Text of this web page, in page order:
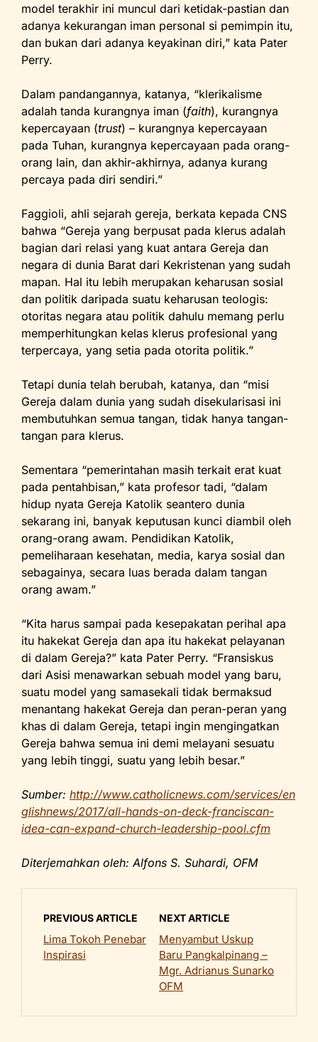
model terakhir ini muncul dari ketidak-pastian dan
adanya kekurangan iman personal si pemimpin itu,
dan bukan dari adanya keyakinan diri,” kata Pater
Perry.
Dalam pandangannya, katanya, “klerikalisme
adalah tanda kurangnya iman (faith), kurangnya
kepercayaan (trust) – kurangnya kepercayaan
pada Tuhan, kurangnya kepercayaan pada orang-
orang lain, dan akhir-akhirnya, adanya kurang
percaya pada diri sendiri.”
Faggioli, ahli sejarah gereja, berkata kepada CNS
bahwa “Gereja yang berpusat pada klerus adalah
bagian dari relasi yang kuat antara Gereja dan
negara di dunia Barat dari Kekristenan yang sudah
mapan. Hal itu lebih merupakan keharusan sosial
dan politik daripada suatu keharusan teologis:
otoritas negara atau politik dahulu memang perlu
memperhitungkan kelas klerus profesional yang
terpercaya, yang setia pada otorita politik.”
Tetapi dunia telah berubah, katanya, dan “misi
Gereja dalam dunia yang sudah disekularisasi ini
membutuhkan semua tangan, tidak hanya tangan-
tangan para klerus.
Sementara “pemerintahan masih terkait erat kuat
pada pentahbisan,” kata profesor tadi, “dalam
hidup nyata Gereja Katolik seantero dunia
sekarang ini, banyak keputusan kunci diambil oleh
orang-orang awam. Pendidikan Katolik,
pemeliharaan kesehatan, media, karya sosial dan
sebagainya, secara luas berada dalam tangan
orang awam.”
“Kita harus sampai pada kesepakatan perihal apa
itu hakekat Gereja dan apa itu hakekat pelayanan
di dalam Gereja?” kata Pater Perry. “Fransiskus
dari Asisi menawarkan sebuah model yang baru,
suatu model yang samasekali tidak bermaksud
menantang hakekat Gereja dan peran-peran yang
khas di dalam Gereja, tetapi ingin mengingatkan
Gereja bahwa semua ini demi melayani sesuatu
yang lebih tinggi, suatu yang lebih besar.”
Sumber: http://www.catholicnews.com/services/en
glishnews/2017/all-hands-on-deck-franciscan-
idea-can-expand-church-leadership-pool.cfm
Diterjemahkan oleh: Alfons S. Suhardi, OFM
PREVIOUS ARTICLE
Lima Tokoh Penebar
Inspirasi
NEXT ARTICLE
Menyambut Uskup
Baru Pangkalpinang –
Mgr. Adrianus Sunarko
OFM